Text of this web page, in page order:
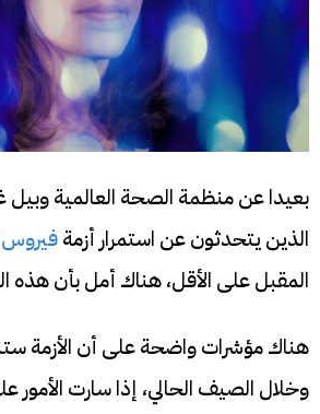
بعيدا عن منظمة الصحة العالمية
الذين يتحدثون عن استمرار أزمةفيروس
المقبل على الأقل، هناك أمل بأن هذه
هناك مؤشرات واضحة على أن الأزمة
وخلال الصيف الحالي، إذا سارت الأمور